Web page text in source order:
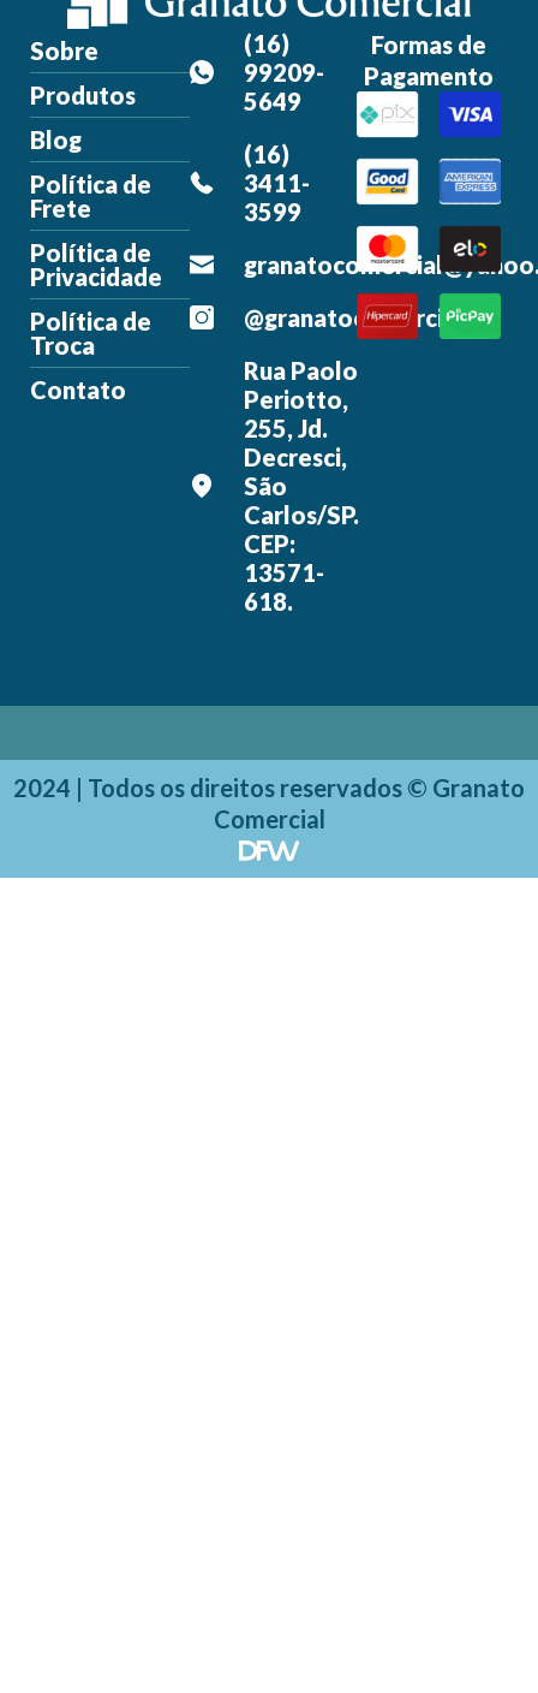
Sobre
Produtos
Blog
Política de
Frete
Política de
Privacidade
Política de
Troca
Contato
(16)
99209-
5649
(16)
3411-
3599
@granatocomercial
Rua Paolo
Periotto,
255, Jd.
Decresci,
São
Carlos/SP.
CEP:
13571-
618.
Formas de
Pagamento
2024 | Todos os direitos reservados © Granato
Comercial